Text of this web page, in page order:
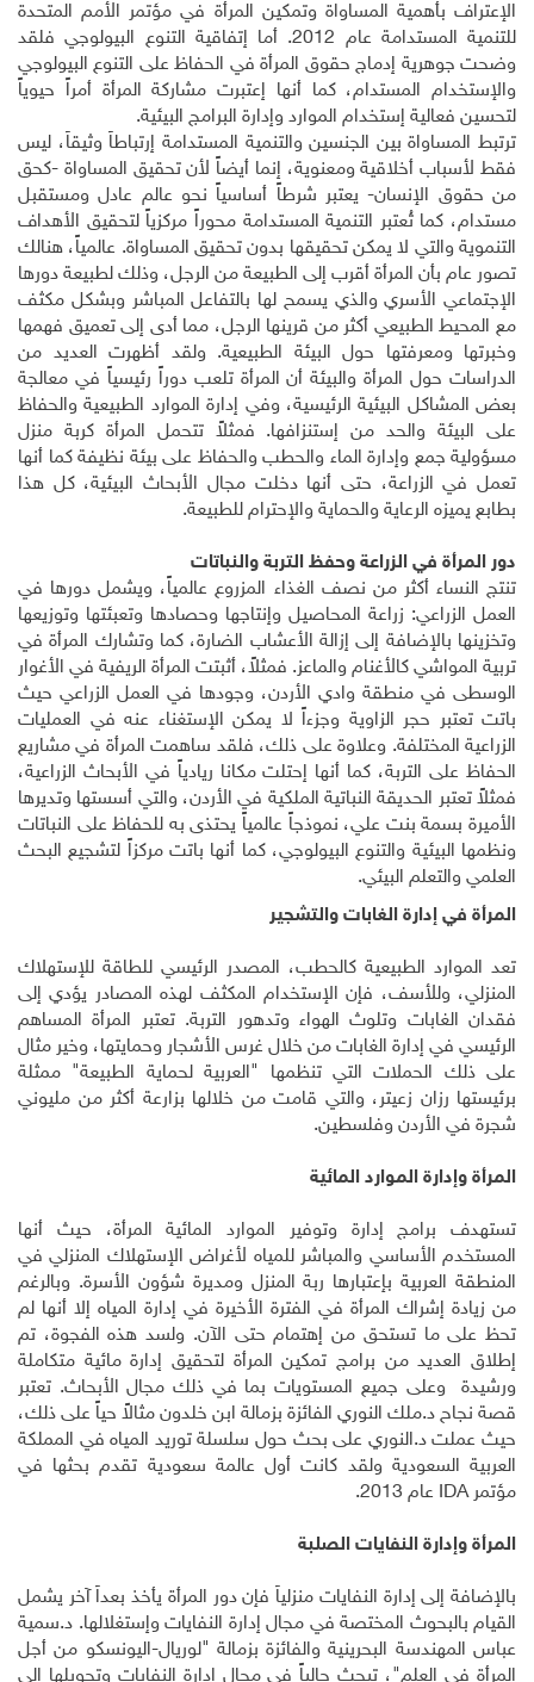
الإعتراف بأهمية المساواة وتمكين المرأة في مؤتمر الأمم المتحدة
للتنمية المستدامة عام 2012. أما إتفاقية التنوع البيولوجي فلقد
وضحت جوهرية إدماج حقوق المرأة في الحفاظ على التنوع البيولوجي
والإستخدام المستدام، كما أنها إعتبرت مشاركة المرأة أمراً حيوياً
لتحسين فعالية إستخدام الموارد وإدارة البرامج البيئية.
ترتبط المساواة بين الجنسين والتنمية المستدامة إرتباطاً وثيقاً، ليس
فقط لأسباب أخلاقية ومعنوية، إنما أيضاً لأن تحقيق المساواة -كحق
من حقوق الإنسان- يعتبر شرطاً أساسياً نحو عالم عادل ومستقبل
مستدام، كما تُعتبر التنمية المستدامة محوراً مركزياً لتحقيق الأهداف
التنموية والتي لا يمكن تحقيقها بدون تحقيق المساواة. عالمياً، هنالك
تصور عام بأن المرأة أقرب إلى الطبيعة من الرجل، وذلك لطبيعة دورها
الإجتماعي الأسري والذي يسمح لها بالتفاعل المباشر وبشكل مكثف
مع المحيط الطبيعي أكثر من قرينها الرجل، مما أدى إلى تعميق فهمها
وخبرتها ومعرفتها حول البيئة الطبيعية. ولقد أظهرت العديد من
الدراسات حول المرأة والبيئة أن المرأة تلعب دوراً رئيسياً في معالجة
بعض المشاكل البيئية الرئيسية، وفي إدارة الموارد الطبيعية والحفاظ
على البيئة والحد من إستنزافها. فمثلاً تتحمل المرأة كربة منزل
مسؤولية جمع وإدارة الماء والحطب والحفاظ على بيئة نظيفة كما أنها
تعمل في الزراعة، حتى أنها دخلت مجال الأبحاث البيئية، كل هذا
بطابع يميزه الرعاية والحماية والإحترام للطبيعة.
دور المرأة في الزراعة وحفظ التربة والنباتات
تنتج النساء أكثر من نصف الغذاء المزروع عالمياً، ويشمل دورها في
العمل الزراعي: زراعة المحاصيل وإنتاجها وحصادها وتعبئتها وتوزيعها
وتخزينها بالإضافة إلى إزالة الأعشاب الضارة، كما وتشارك المرأة في
تربية المواشي كالأغنام والماعز. فمثلاً، أثبتت المرأة الريفية في الأغوار
الوسطى في منطقة وادي الأردن، وجودها في العمل الزراعي حيث
باتت تعتبر حجر الزاوية وجزءاً لا يمكن الإستغناء عنه في العمليات
الزراعية المختلفة. وعلاوة على ذلك، فلقد ساهمت المرأة في مشاريع
الحفاظ على التربة، كما أنها إحتلت مكانا ريادياً في الأبحاث الزراعية،
فمثلاً تعتبر الحديقة النباتية الملكية في الأردن، والتي أسستها وتديرها
الأميرة بسمة بنت علي، نموذجاً عالمياً يحتذى به للحفاظ على النباتات
ونظمها البيئية والتنوع البيولوجي، كما أنها باتت مركزاً لتشجيع البحث
العلمي والتعلم البيئي.
المرأة في إدارة الغابات والتشجير
تعد الموارد الطبيعية كالحطب، المصدر الرئيسي للطاقة للإستهلاك
المنزلي، وللأسف، فإن الإستخدام المكثف لهذه المصادر يؤدي إلى
فقدان الغابات وتلوث الهواء وتدهور التربة. تعتبر المرأة المساهم
الرئيسي في إدارة الغابات من خلال غرس الأشجار وحمايتها، وخير مثال
على ذلك الحملات التي تنظمها "العربية لحماية الطبيعة" ممثلة
برئيستها رزان زعيتر، والتي قامت من خلالها بزارعة أكثر من مليوني
شجرة في الأردن وفلسطين.
المرأة وإدارة الموارد المائية
تستهدف برامج إدارة وتوفير الموارد المائية المرأة، حيث أنها
المستخدم الأساسي والمباشر للمياه لأغراض الإستهلاك المنزلي في
المنطقة العربية بإعتبارها ربة المنزل ومديرة شؤون الأسرة. وبالرغم
من زيادة إشراك المرأة في الفترة الأخيرة في إدارة المياه إلا أنها لم
تحظ على ما تستحق من إهتمام حتى الآن. ولسد هذه الفجوة، تم
إطلاق العديد من برامج تمكين المرأة لتحقيق إدارة مائية متكاملة
ورشيدة وعلى جميع المستويات بما في ذلك مجال الأبحاث. تعتبر
قصة نجاح د.ملك النوري الفائزة بزمالة ابن خلدون مثالاً حياً على ذلك،
حيث عملت د.النوري على بحث حول سلسلة توريد المياه في المملكة
العربية السعودية ولقد كانت أول عالمة سعودية تقدم بحثها في
مؤتمر IDA عام 2013.
المرأة وإدارة النفايات الصلبة
بالإضافة إلى إدارة النفايات منزلياً فإن دور المرأة يأخذ بعداً آخر يشمل
القيام بالبحوث المختصة في مجال إدارة النفايات وإستغلالها. د.سمية
عباس المهندسة البحرينية والفائزة بزمالة "لوريال-اليونسكو من أجل
المرأة في العلم"، تبحث حالياً في مجال إدارة النفايات وتحويلها إلى